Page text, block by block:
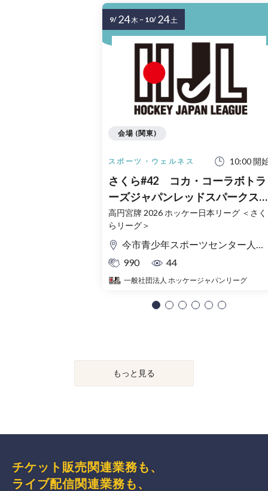
スポーツ・ウェルネス 10:00 開
さくら#42 コカ・コーラボトラ
ーズジャパンレッドスパークス
vs GIFU ASAHI BLUE BEES
10/24（土）今市青少年スポーツ
センター（栃木）
高円宮牌 2026 ホッケー日本リーグ ＜さく
らリーグ＞
今市青少年スポーツセンター人工芝競技場
990
44
一般社団法人 ホッケージャパンリーグ
会場 (関東)
9/ 24木~ 10/ 24土
もっと見る
チケット販売関連業務も、
ライブ配信関連業務も、